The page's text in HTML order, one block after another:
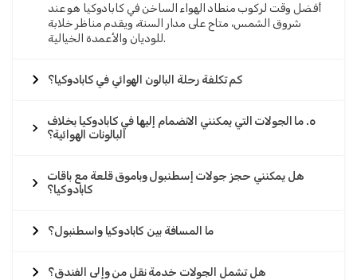
أفضل وقت لركوب منطاد الهواء الساخن في كابادوكيا هو عند
شروق الشمس، متاح على مدار السنة، ويقدم مناظر خلابة
للوديان والأعمدة الخيالية.
كم تكلفة رحلة البالون الهوائي في كابادوكيا؟
٥. ما الجولات التي يمكنني الانضمام إليها في كابادوكيا بخلاف
البالونات الهوائية؟
هل يمكنني حجز جولات إسطنبول وباموق قلعة مع باقات
كابادوكيا؟
ما المسافة بين كابادوكيا واسطنبول؟
هل تشمل الجولات خدمة نقل من وإلى الفندق؟